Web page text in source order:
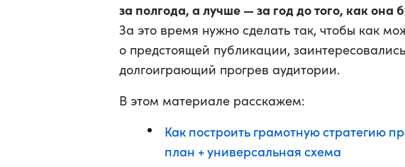
за полгода, а лучше — за год до того, как
За это время нужно сделать так, чтобы как
о предстоящей публикации,
долгоиграющий прогрев аудитории.
В этом материале расскажем:
Как построить грамотную стратегию
план + универсальная схема